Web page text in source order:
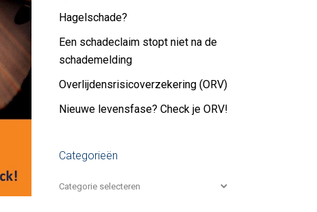
Hagelschade?
Een schadeclaim stopt niet na de
schademelding
Overlijdensrisicoverzekering (ORV)
Nieuwe levensfase? Check je ORV!
Categorieën